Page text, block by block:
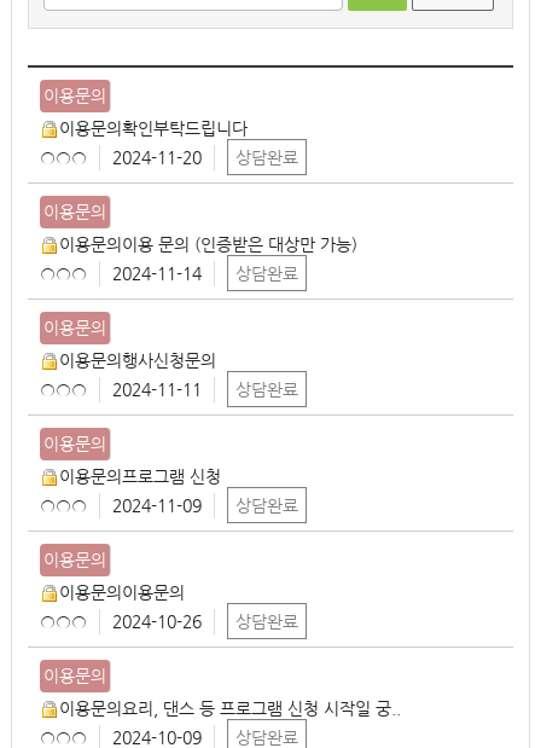
번
호
분
류
제
목
작
성
자
등
록
일
상
담
상
황
이용문의
이용문의확인부탁드립니다
○○○
2024-11-20 상담완료
이용문의
이용문의이용 문의 (인증받은 대상만 가능)
○○○
2024-11-14 상담완료
이용문의
이용문의행사신청문의
○○○
2024-11-11 상담완료
이용문의
이용문의프로그램 신청
○○○
2024-11-09 상담완료
이용문의
이용문의이용문의
○○○
2024-10-26 상담완료
이용문의
이용문의요리, 댄스 등 프로그램 신청 시작일 궁..
○○○
2024-10-09 상담완료